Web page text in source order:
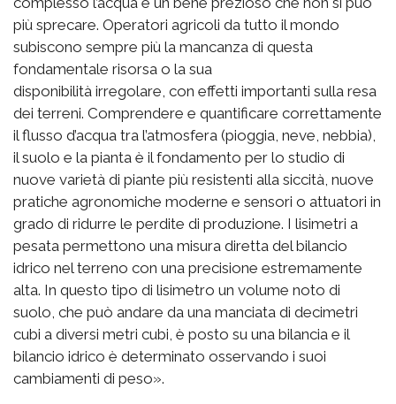
più sprecare. Operatori agricoli da tutto il mondo
subiscono sempre più la mancanza di questa
fondamentale risorsa o la sua
disponibilità irregolare, con effetti importanti sulla resa
dei terreni. Comprendere e quantificare correttamente
il flusso d’acqua tra l’atmosfera (pioggia, neve, nebbia),
il suolo e la pianta è il fondamento per lo studio di
nuove varietà di piante più resistenti alla siccità, nuove
pratiche agronomiche moderne e sensori o attuatori in
grado di ridurre le perdite di produzione. I lisimetri a
pesata permettono una misura diretta del bilancio
idrico nel terreno con una precisione estremamente
alta. In questo tipo di lisimetro un volume noto di
suolo, che può andare da una manciata di decimetri
cubi a diversi metri cubi, è posto su una bilancia e il
bilancio idrico è determinato osservando i suoi
cambiamenti di peso».